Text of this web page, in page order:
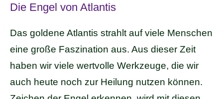
Die Engel von Atlantis
Das goldene Atlantis strahlt auf viele Menschen
eine große Faszination aus. Aus dieser Zeit
haben wir viele wertvolle Werkzeuge, die wir
auch heute noch zur Heilung nutzen können.